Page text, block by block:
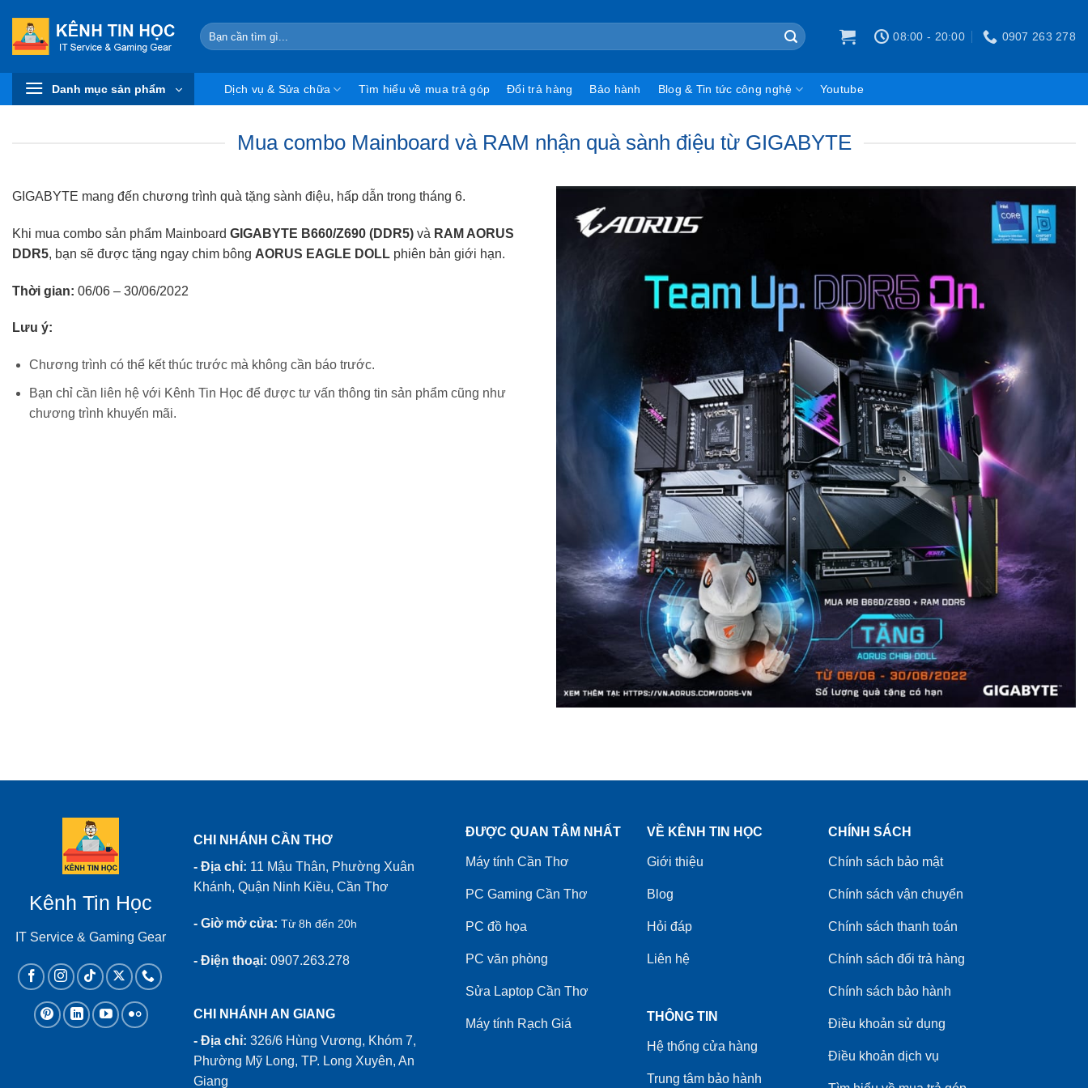
content
Search
for:
08:00 - 20:00 0907 263 278
Danh mục sản phẩm Dịch vụ & Sửa chữa Tìm hiểu về mua trả góp Đổi trả hàng Bảo hành Blog & Tin tức công nghệ Youtube
Mua combo Mainboard và RAM nhận quà sành điệu từ GIGABYTE
GIGABYTE mang đến chương trình quà tặng sành điệu, hấp dẫn trong tháng 6.
Khi mua combo sản phẩm Mainboard GIGABYTE B660/Z690 (DDR5) và RAM AORUS
DDR5, bạn sẽ được tặng ngay chim bông AORUS EAGLE DOLL phiên bản giới hạn.
Thời gian: 06/06 – 30/06/2022
Lưu ý:
Chương trình có thể kết thúc trước mà không cần báo trước.
Bạn chỉ cần liên hệ với Kênh Tin Học để được tư vấn thông tin sản phẩm cũng như
chương trình khuyến mãi.
Kênh Tin Học
IT Service & Gaming Gear
CHI NHÁNH CẦN THƠ
- Địa chỉ: 11 Mậu Thân, Phường Xuân
Khánh, Quận Ninh Kiều, Cần Thơ
- Giờ mở cửa: Từ 8h đến 20h
- Điện thoại: 0907.263.278
CHI NHÁNH AN GIANG
- Địa chỉ: 326/6 Hùng Vương, Khóm 7,
Phường Mỹ Long, TP. Long Xuyên, An
Giang
ĐƯỢC QUAN TÂM NHẤT
Máy tính Cần Thơ
PC Gaming Cần Thơ
PC đồ họa
PC văn phòng
Sửa Laptop Cần Thơ
Máy tính Rạch Giá
VỀ KÊNH TIN HỌC
Giới thiệu
Blog
Hỏi đáp
Liên hệ
THÔNG TIN
Hệ thống cửa hàng
Trung tâm bảo hành
CHÍNH SÁCH
Chính sách bảo mật
Chính sách vận chuyển
Chính sách thanh toán
Chính sách đổi trả hàng
Chính sách bảo hành
Điều khoản sử dụng
Điều khoản dịch vụ